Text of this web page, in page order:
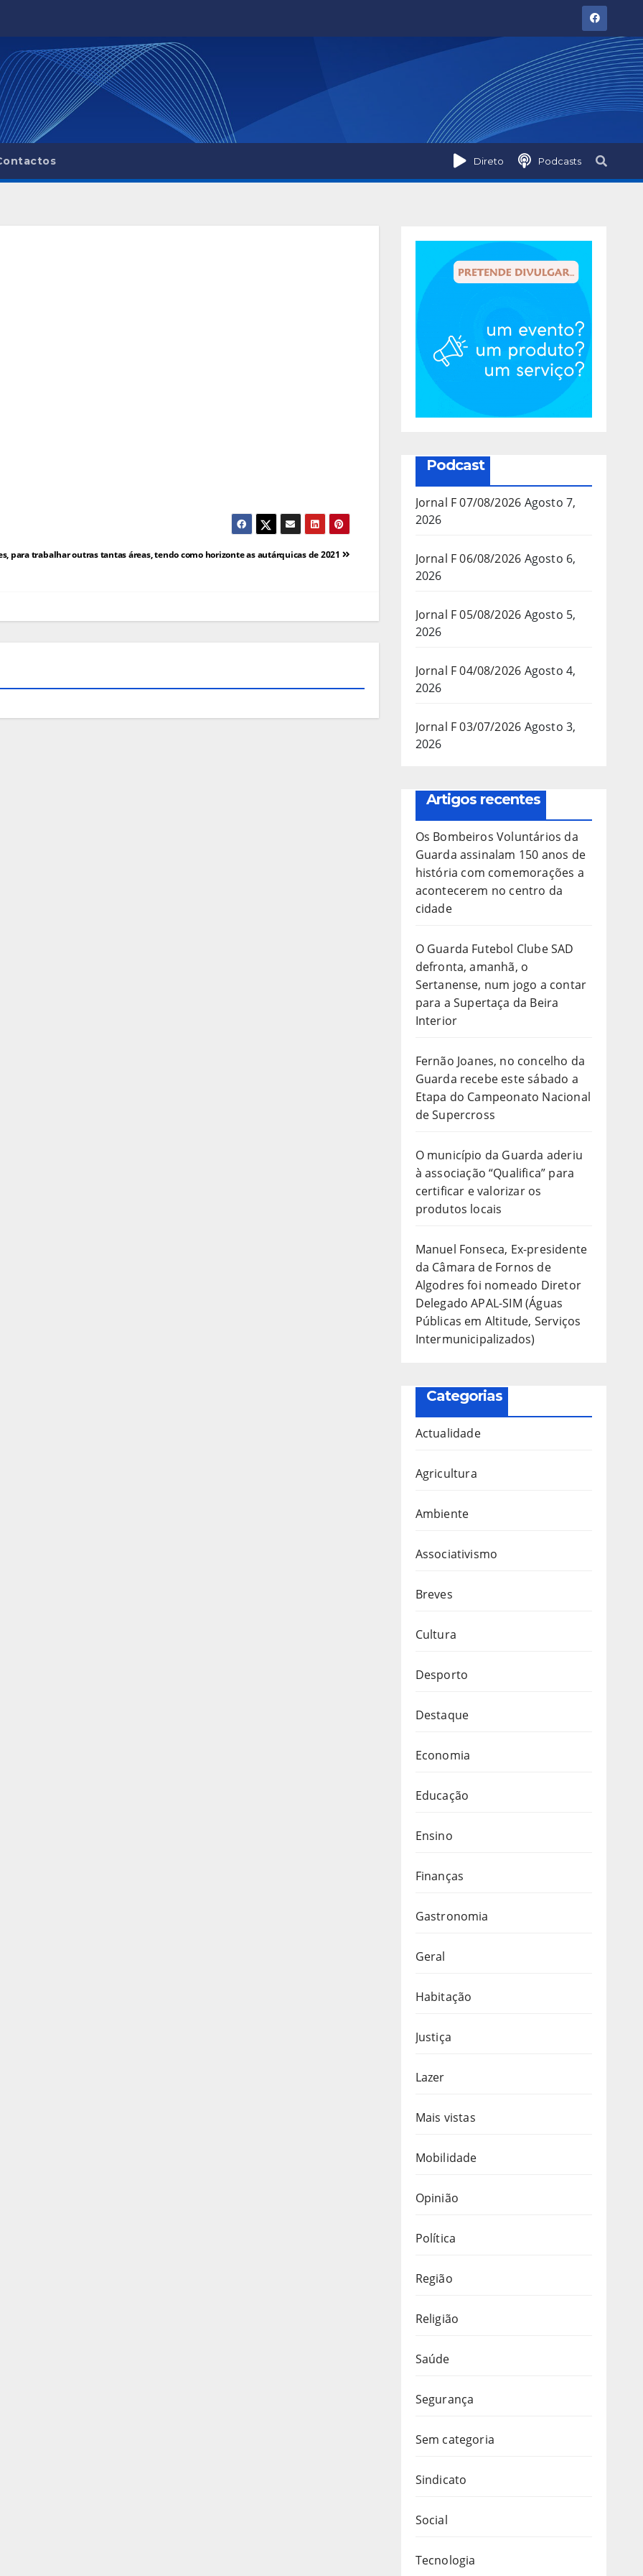
Direto Podcasts
para trabalhar outras tantas áreas, tendo como horizonte as autárquicas de 2021
Podcast
Jornal F 07/08/2026 Agosto 7,
2026
Jornal F 06/08/2026 Agosto 6,
2026
Jornal F 05/08/2026 Agosto 5,
2026
Jornal F 04/08/2026 Agosto 4,
2026
Jornal F 03/07/2026 Agosto 3,
2026
Artigos recentes
Os Bombeiros Voluntários da
Guarda assinalam 150 anos de
história com comemorações a
acontecerem no centro da
cidade
O Guarda Futebol Clube SAD
defronta, amanhã, o
Sertanense, num jogo a contar
para a Supertaça da Beira
Interior
Fernão Joanes, no concelho da
Guarda recebe este sábado a
Etapa do Campeonato Nacional
de Supercross
O município da Guarda aderiu
à associação “Qualifica” para
certificar e valorizar os
produtos locais
Manuel Fonseca, Ex-presidente
da Câmara de Fornos de
Algodres foi nomeado Diretor
Delegado APAL-SIM (Águas
Públicas em Altitude, Serviços
Intermunicipalizados)
Categorias
Actualidade
Agricultura
Ambiente
Associativismo
Breves
Cultura
Desporto
Destaque
Economia
Educação
Ensino
Finanças
Gastronomia
Geral
Habitação
Justiça
Lazer
Mais vistas
Mobilidade
Opinião
Política
Região
Religião
Saúde
Segurança
Sem categoria
Sindicato
Social
Tecnologia